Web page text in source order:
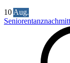
10 Aug.